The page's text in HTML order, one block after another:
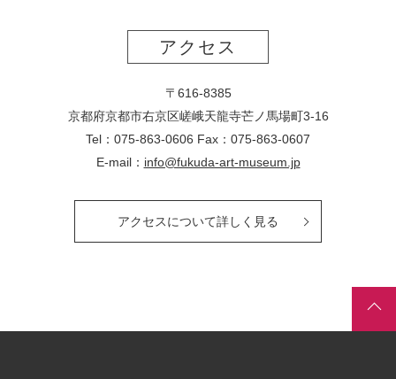
アクセス
〒616-8385
京都府京都市右京区嵯峨天龍寺芒ノ馬場町3-16
Tel：075-863-0606 Fax：075-863-0607
E-mail： info@fukuda-art-museum.jp
アクセスについて詳しく見る